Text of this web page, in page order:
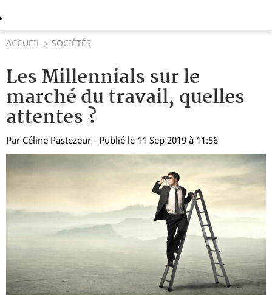
ACCUEIL SOCIÉTÉS
Les Millennials sur le
marché du travail, quelles
attentes ?
Par Céline Pastezeur - Publié le 11 Sep 2019 à 11:56